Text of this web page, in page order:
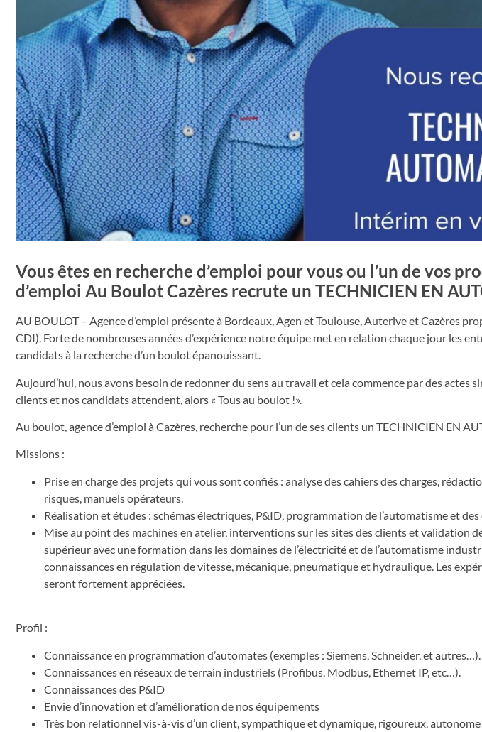
Vous êtes en recherche d’emploi pour vous ou l’un de vos
d’emploi Au Boulot Cazères recrute un TECHNICIEN EN
AU BOULOT – Agence d’emploi présente à Bordeaux, Agen et Toulouse, Auterive et Cazères
CDI). Forte de nombreuses années d’expérience notre équipe met en relation chaque jour les
candidats à la recherche d’un boulot épanouissant.
Aujourd’hui, nous avons besoin de redonner du sens au travail et cela commence par des actes
clients et nos candidats attendent, alors « Tous au boulot !».
Au boulot, agence d’emploi à Cazères, recherche pour l’un de ses clients un TECHNICIEN EN
Missions :
Prise en charge des projets qui vous sont confiés : analyse des cahiers des charges,
risques, manuels opérateurs.
Réalisation et études : schémas électriques, P&ID, programmation de l’automatisme et
Mise au point des machines en atelier, interventions sur les sites des clients et validation
supérieur avec une formation dans les domaines de l’électricité et de l’automatisme
connaissances en régulation de vitesse, mécanique, pneumatique et hydraulique. Les
seront fortement appréciées.
Profil :
Connaissance en programmation d’automates (exemples : Siemens, Schneider, et autres…).
Connaissances en réseaux de terrain industriels (Profibus, Modbus, Ethernet IP, etc…).
Connaissances des P&ID
Envie d’innovation et d’amélioration de nos équipements
Très bon relationnel vis-à-vis d’un client, sympathique et dynamique, rigoureux,